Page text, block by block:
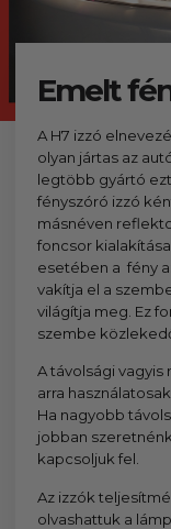
Emelt
A H7 izzó
olyan jártas az
legtöbb gyártó
fényszóró izzó
másnéven
foncsor
esetében a fény
vakítja el a
világítja meg. Ez
szembe
A távolsági
arra
Ha nagyobb
jobban
kapcsoljuk fel.
Az izzók
olvashattuk a